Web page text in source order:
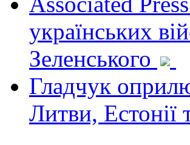
українських
Зеленського
Гладчук
Литви, Естонії